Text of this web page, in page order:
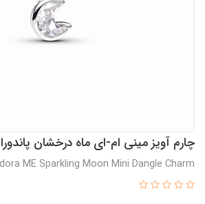
چارم آویز مینی ام-ای ماه درخشان پاندورا
ME Sparkling Moon Mini Dangle Charm